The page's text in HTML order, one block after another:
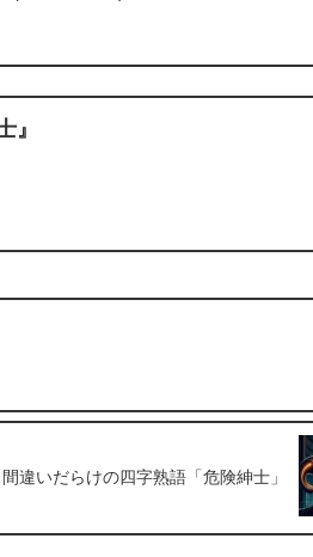
』
間違いだらけの四字熟語「危険紳士」